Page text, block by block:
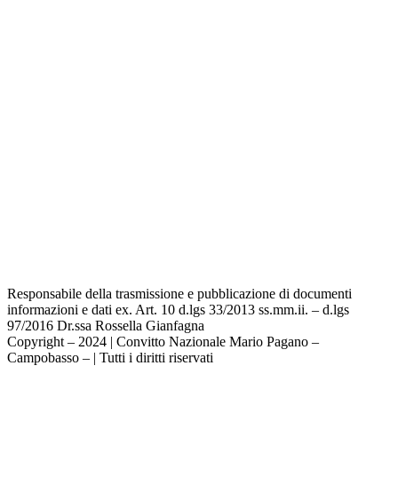
Responsabile della trasmissione e pubblicazione di documenti
informazioni e dati ex. Art. 10 d.lgs 33/2013 ss.mm.ii. – d.lgs
97/2016 Dr.ssa Rossella Gianfagna
Copyright – 2024 | Convitto Nazionale Mario Pagano –
Campobasso – | Tutti i diritti riservati